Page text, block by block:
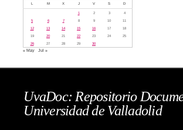
L M X J V S D
1 2 3
4
5
6 7 8 9 10
11
12
13 14 15 16 17
18
19
20 21 22 23 24
25
26
27 28 29 30
« May Jul »
UvaDoc: Repositorio
Universidad de Valladolid